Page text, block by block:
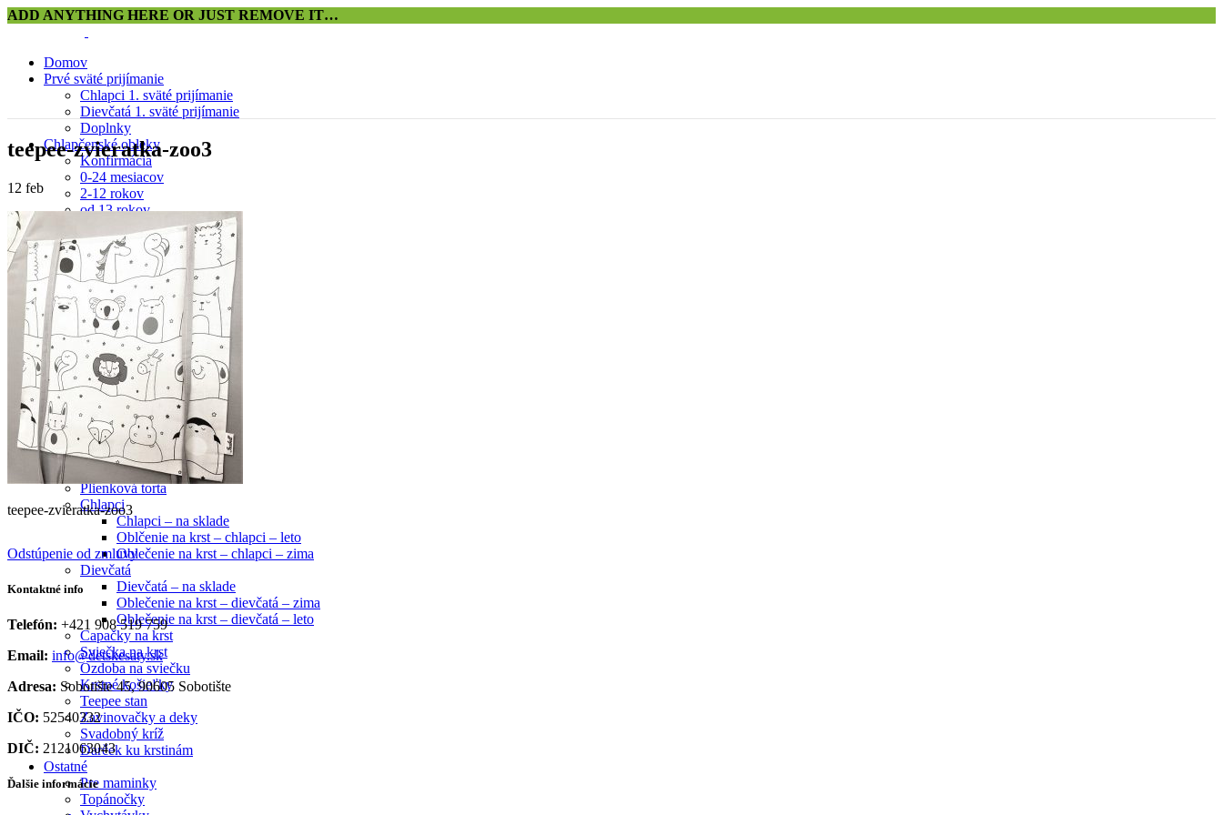
ADD ANYTHING HERE OR JUST REMOVE IT…
Domov
Prvé sväté prijímanie
Chlapci 1. sväté prijímanie
Dievčatá 1. sväté prijímanie
Doplnky
Chlapčenské obleky
Konfirmácia
0-24 mesiacov
2-12 rokov
od 13 rokov
Dievčenské šaty
Konfirmácia
Výpredaj
0-24 mesiacov
Veľkosť 92
Veľkosť 98
Veľkosť 104
Veľkosť 110-116
Veľkosť 122-128
Veľkosť 134-140
Veľkosť 146-152
Veľkosť 158
Doplnky
Silónky, pančušky
Krst
Plienková torta
Chlapci
Chlapci – na sklade
Oblčenie na krst – chlapci – leto
Oblečenie na krst – chlapci – zima
Dievčatá
Dievčatá – na sklade
Oblečenie na krst – dievčatá – zima
Oblečenie na krst – dievčatá – leto
Capačky na krst
Sviečka na krst
Ozdoba na sviečku
Krstné košieľky
Teepee stan
Zavinovačky a deky
Svadobný kríž
Darček ku krstinám
Ostatné
Pre maminky
Topánočky
teepee-zvieratka-zoo3
12 feb
teepee-zvieratka-zoo3
Odstúpenie od zmluvy
Kontaktné info
Telefón: +421 908 519 759
Email: info@detskesaty.sk
Adresa: Sobotište 45, 90605 Sobotište
IČO: 52540332
DIČ: 2121063043
Ďalšie informácie